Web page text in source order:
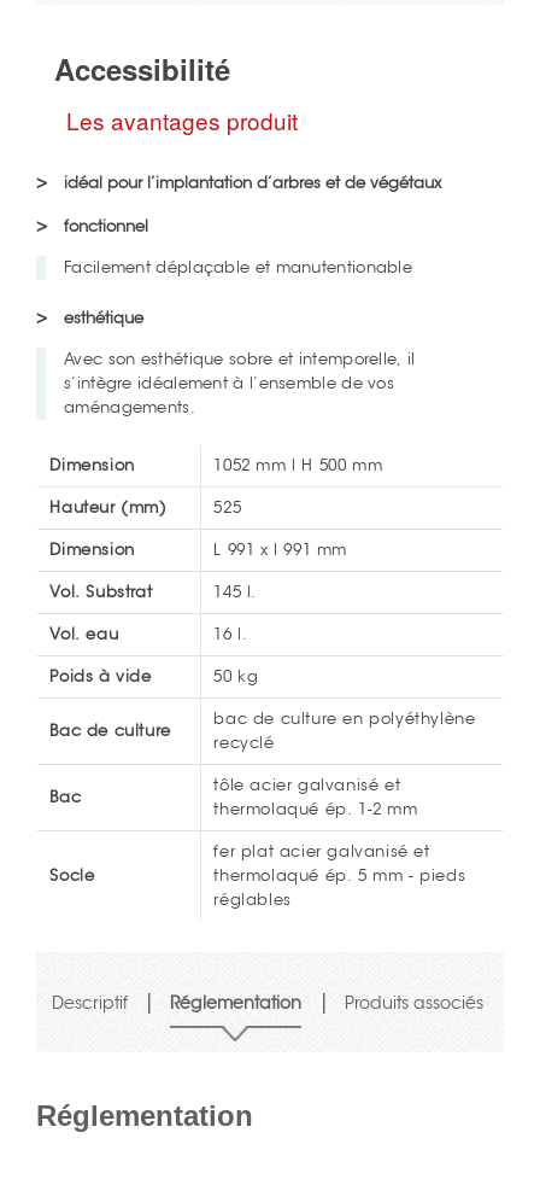
Accessibilité
Les avantages produit
idéal pour l’implantation d’arbres et de végétaux
fonctionnel
Facilement déplaçable et manutentionable
esthétique
Avec son esthétique sobre et intemporelle, il
s’intègre idéalement à l’ensemble de vos
aménagements.
Dimension 1052 mm l H 500 mm
Hauteur (mm) 525
Dimension L 991 x l 991 mm
Vol. Substrat 145 l.
Vol. eau 16 l.
Poids à vide 50 kg
Bac de culture
bac de culture en polyéthylène
recyclé
Bac
tôle acier galvanisé et
thermolaqué ép. 1-2 mm
Socle
fer plat acier galvanisé et
thermolaqué ép. 5 mm - pieds
réglables
Descriptif | Réglementation | Produits associés
Réglementation